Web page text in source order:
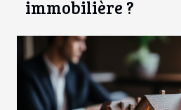
immobilière ?